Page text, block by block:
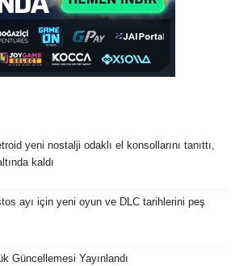
yeni nostalji odaklı el konsollarını tanıttı,
kaldı
ayı için yeni oyun ve DLC tarihlerini peş
Güncellemesi Yayınlandı